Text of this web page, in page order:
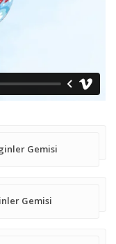
Gemisi
Gemisi